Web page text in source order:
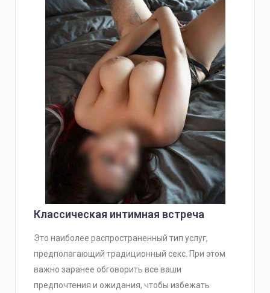
Классическая интимная встреча
Это наиболее распространенный тип услуг,
предполагающий традиционный секс. При этом
важно заранее обговорить все ваши
предпочтения и ожидания, чтобы избежать